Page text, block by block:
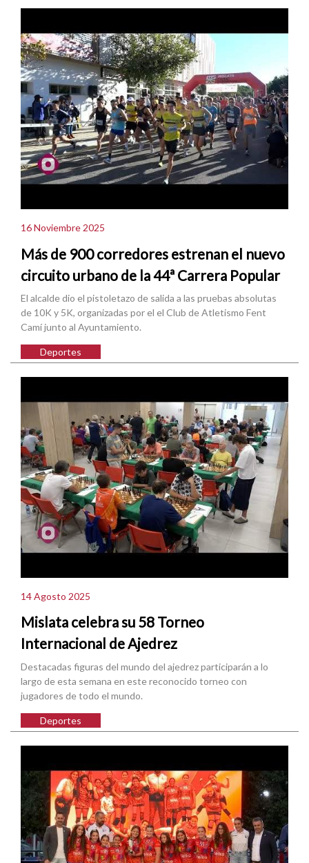
16 Noviembre 2025
Más de 900 corredores estrenan el nuevo
circuito urbano de la 44ª Carrera Popular
El alcalde dio el pistoletazo de salida a las pruebas absolutas
de 10K y 5K, organizadas por el el Club de Atletismo Fent
Camí junto al Ayuntamiento.
Deportes
14 Agosto 2025
Mislata celebra su 58 Torneo
Internacional de Ajedrez
Destacadas figuras del mundo del ajedrez participarán a lo
largo de esta semana en este reconocido torneo con
jugadores de todo el mundo.
Deportes